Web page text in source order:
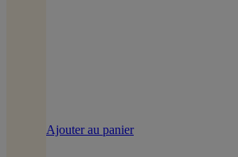
Ajouter au panier